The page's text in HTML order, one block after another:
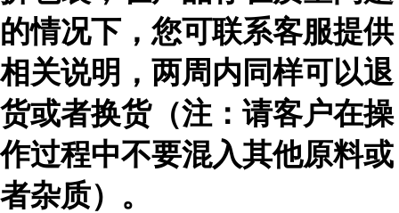
的情况下，您可联系客服提供
相关说明，两周内同样可以退
货或者换货（注：请客户在操
作过程中不要混入其他原料或
者杂质）。